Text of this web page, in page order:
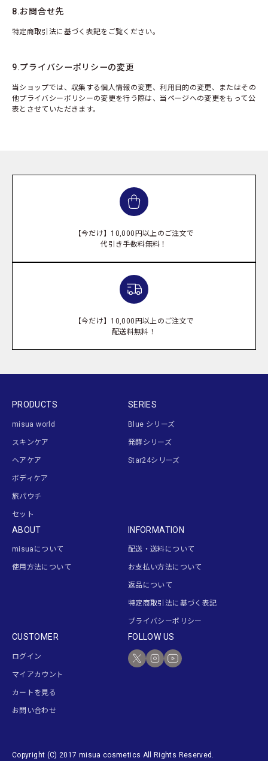
8.お問合せ先
特定商取引法に基づく表記をご覧ください。
9.プライバシーポリシーの変更
当ショップでは、収集する個人情報の変更、利用目的の変更、またはその
他プライバシーポリシーの変更を行う際は、当ページへの変更をもって公
表とさせていただきます。
【今だけ】10,000円以上のご注文で
代引き手数料無料！
【今だけ】10,000円以上のご注文で
配送料無料！
PRODUCTS
misua world
スキンケア
ヘアケア
ボディケア
旅パウチ
セット
SERIES
Blue シリーズ
発酵シリーズ
Star24シリーズ
ABOUT
misuaについて
使用方法について
INFORMATION
配送・送料について
お支払い方法について
返品について
特定商取引法に基づく表記
プライバシーポリシー
CUSTOMER
ログイン
マイアカウント
カートを見る
お問い合わせ
FOLLOW US
Copyright (C) 2017 misua cosmetics All Rights Reserved.